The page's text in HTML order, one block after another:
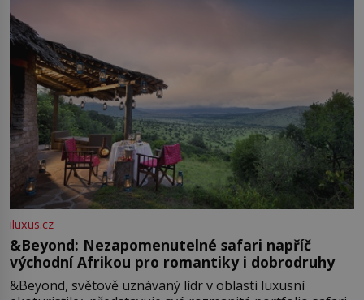
iluxus.cz
&Beyond: Nezapomenutelné safari napříč
východní Afrikou pro romantiky i dobrodruhy
&Beyond, světově uznávaný lídr v oblasti luxusní